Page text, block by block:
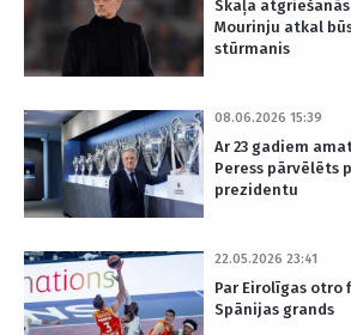
Skaļa
Mourinju atkal
stūrmanis
08.06.2026 15:39
Ar 23 gadiem
Peress pārvēlēts
prezidentu
22.05.2026 23:41
Par Eirolīgas
Spānijas grands